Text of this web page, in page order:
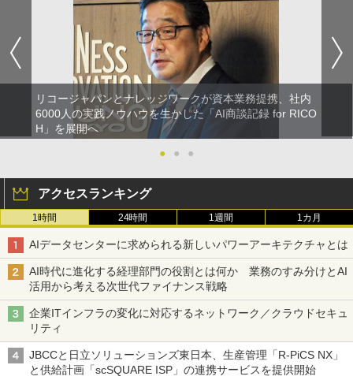
リコージャパンとナレッジワークが資本業務提携、社内
6000人の実践ノウハウを生かした「AI商談記録 for RICO
H」を展開へ
●
● ●
アクセスランキング
1時間 24時間 1週間 1カ月
AIデータセンターに求められる新しいパワーアーキテクチャとは
AI時代に進化する経理部門の役割とは何か 業務のすみ分けとAI
活用から考える次世代ファイナンス戦略
企業ITインフラの変化に対応するネットワーク／クラウドセキュ
リティ
JBCCと日立ソリューションズ東日本、生産管理「R-PiCS NX」
と供給計画「scSQUARE ISP」の連携サービスを提供開始